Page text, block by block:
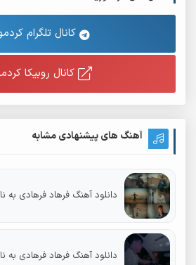
کانال تلگرام
کانال روبیکا
آهنگ های پیشنهادی مشابه
دانلود آهنگ فرهاد فرهادی به
دانلود آهنگ فرهاد فرهادی به